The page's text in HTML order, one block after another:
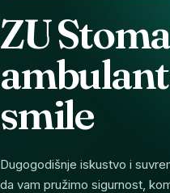
ZU
smile
Dugogodišnje iskustvo i
da vam pružimo sigurnost,